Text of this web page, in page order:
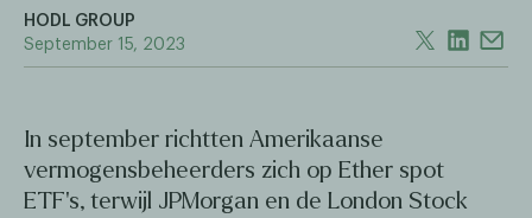
HODL GROUP
September 15, 2023
In september richtten Amerikaanse
vermogensbeheerders zich op Ether spot
ETF's, terwijl JPMorgan en de London Stock